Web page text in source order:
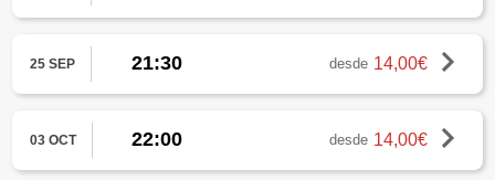
25 SEP 21:30 desde 14,00€
03 OCT 22:00 desde 14,00€